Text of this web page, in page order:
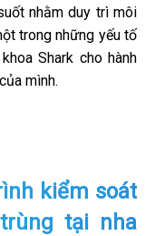
nhằm duy trì môi
trong những yếu tố
Shark cho hành
mình.
kiểm soát
tại nha